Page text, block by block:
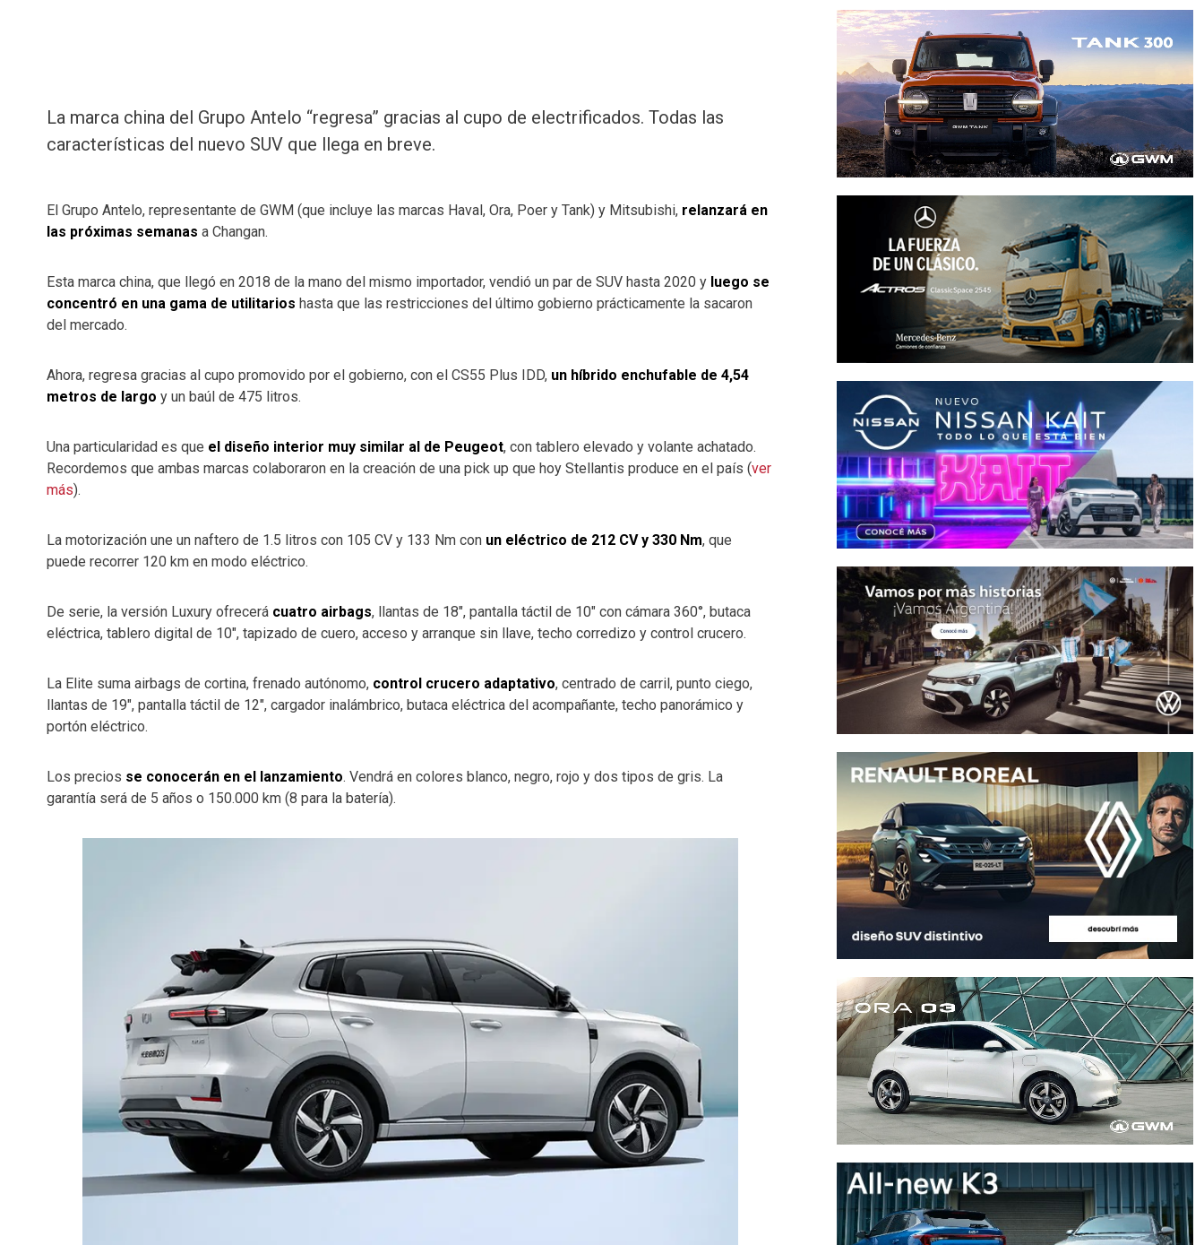
La marca china del Grupo Antelo “regresa” gracias al cupo de electrificados. Todas las
características del nuevo SUV que llega en breve.
El Grupo Antelo, representante de GWM (que incluye las marcas Haval, Ora, Poer y Tank) y Mitsubishi, relanzará en
las próximas semanas a Changan.
Esta marca china, que llegó en 2018 de la mano del mismo importador, vendió un par de SUV hasta 2020 y luego se
concentró en una gama de utilitarios hasta que las restricciones del último gobierno prácticamente la sacaron
del mercado.
Ahora, regresa gracias al cupo promovido por el gobierno, con el CS55 Plus IDD, un híbrido enchufable de 4,54
metros de largo y un baúl de 475 litros.
Una particularidad es que el diseño interior muy similar al de Peugeot, con tablero elevado y volante achatado.
Recordemos que ambas marcas colaboraron en la creación de una pick up que hoy Stellantis produce en el país (ver
más).
La motorización une un naftero de 1.5 litros con 105 CV y 133 Nm con un eléctrico de 212 CV y 330 Nm, que
puede recorrer 120 km en modo eléctrico.
De serie, la versión Luxury ofrecerá cuatro airbags, llantas de 18″, pantalla táctil de 10″ con cámara 360°, butaca
eléctrica, tablero digital de 10″, tapizado de cuero, acceso y arranque sin llave, techo corredizo y control crucero.
La Elite suma airbags de cortina, frenado autónomo, control crucero adaptativo, centrado de carril, punto ciego,
llantas de 19″, pantalla táctil de 12″, cargador inalámbrico, butaca eléctrica del acompañante, techo panorámico y
portón eléctrico.
Los precios se conocerán en el lanzamiento. Vendrá en colores blanco, negro, rojo y dos tipos de gris. La
garantía será de 5 años o 150.000 km (8 para la batería).